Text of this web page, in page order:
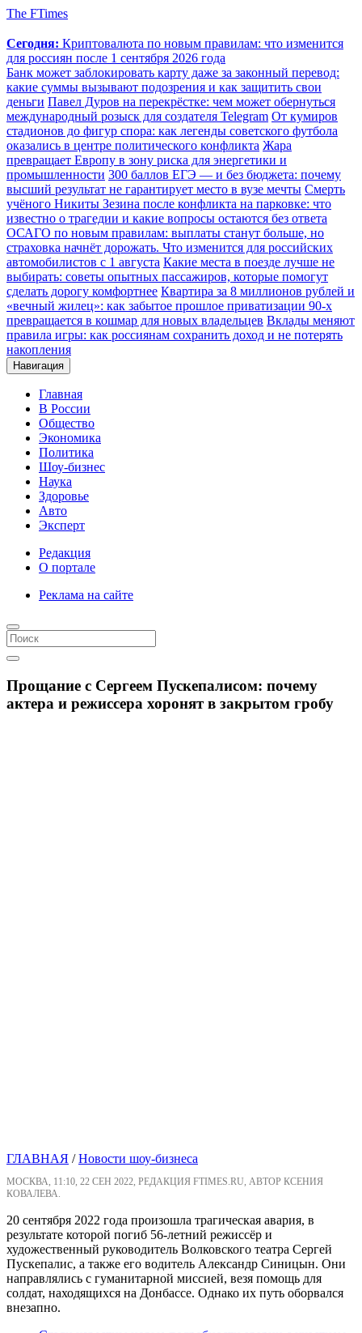
The FTimes
Сегодня: Криптовалюта по новым правилам: что изменится
для россиян после 1 сентября 2026 года
Банк может заблокировать карту даже за законный перевод:
какие суммы вызывают подозрения и как защитить свои
деньги Павел Дуров на перекрёстке: чем может обернуться
международный розыск для создателя Telegram От кумиров
стадионов до фигур спора: как легенды советского футбола
оказались в центре политического конфликта Жара
превращает Европу в зону риска для энергетики и
промышленности 300 баллов ЕГЭ — и без бюджета: почему
высший результат не гарантирует место в вузе мечты Смерть
учёного Никиты Зезина после конфликта на парковке: что
известно о трагедии и какие вопросы остаются без ответа
ОСАГО по новым правилам: выплаты станут больше, но
страховка начнёт дорожать. Что изменится для российских
автомобилистов с 1 августа Какие места в поезде лучше не
выбирать: советы опытных пассажиров, которые помогут
сделать дорогу комфортнее Квартира за 8 миллионов рублей и
«вечный жилец»: как забытое прошлое приватизации 90-х
превращается в кошмар для новых владельцев Вклады меняют
правила игры: как россиянам сохранить доход и не потерять
накопления
Навигация
Главная
В России
Общество
Экономика
Политика
Шоу-бизнес
Наука
Здоровье
Авто
Эксперт
Редакция
О портале
Реклама на сайте
Прощание с Сергеем Пускепалисом: почему
актера и режиссера хоронят в закрытом гробу
ГЛАВНАЯ /Новости шоу-бизнеса
МОСКВА, 11:10, 22 СЕН 2022, РЕДАКЦИЯ FTIMES.RU, АВТОР КСЕНИЯ
КОВАЛЕВА.
20 сентября 2022 года произошла трагическая авария, в
результате которой погиб 56-летний режиссёр и
художественный руководитель Волковского театра Сергей
Пускепалис, а также его водитель Александр Синицын. Они
направлялись с гуманитарной миссией, везя помощь для
солдат, находящихся на Донбассе. Однако их путь оборвался
внезапно.